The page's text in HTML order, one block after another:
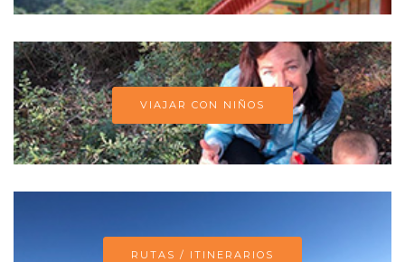
VIAJAR CON NIÑOS
RUTAS / ITINERARIOS